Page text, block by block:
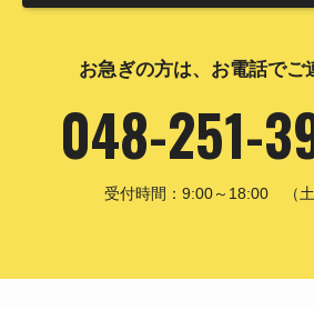
お急ぎの方は、お電話でご
048-251-
受付時間：9:00～18:00 （土